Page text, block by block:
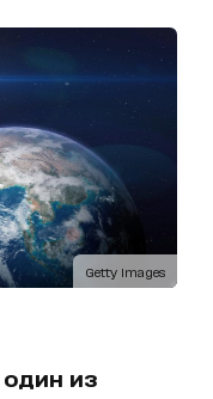
Getty Images
из